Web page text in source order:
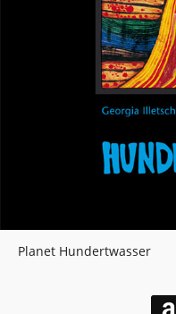
Planet Hundertwasser